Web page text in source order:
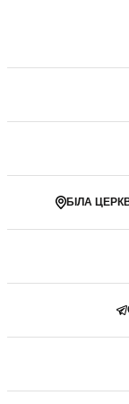
БІЛА